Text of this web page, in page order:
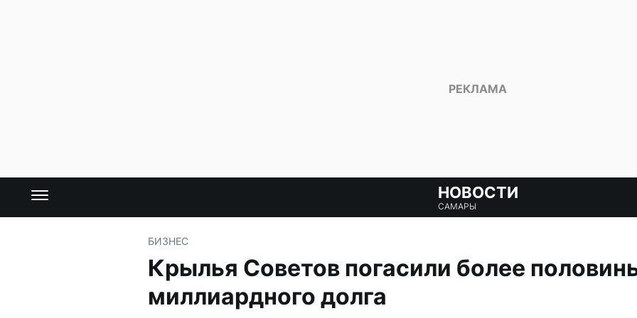
НОВОСТИ
САМАРЫ
БИЗНЕС
Крылья Советов погасили более
миллиардного долга